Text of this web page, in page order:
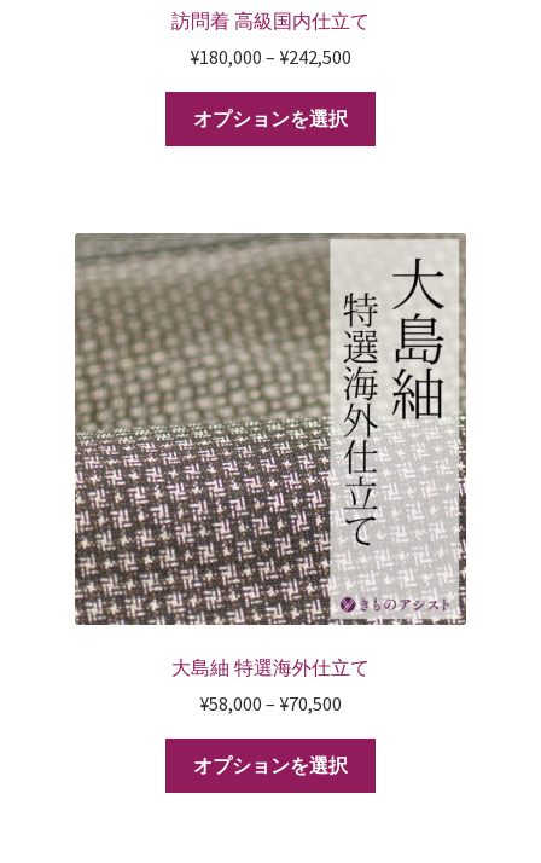
訪問着 高級国内仕立て
¥180,000 – ¥242,500
オプションを選択
大島紬 特選海外仕立て
¥58,000 – ¥70,500
オプションを選択